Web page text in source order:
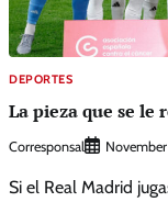
DEPORTES
La pieza que se le
Corresponsal
Si el Real Madrid